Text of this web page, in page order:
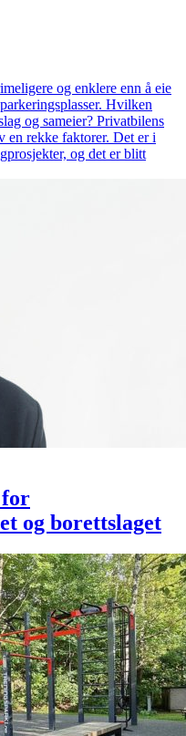
og enklere enn å eie
Hvilken
og sameier? Privatbilens
en rekke faktorer. Det er i
og det er blitt
for
og borettslaget